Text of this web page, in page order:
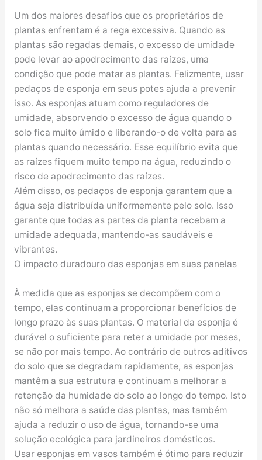
Um dos maiores desafios que os proprietários de
plantas enfrentam é a rega excessiva. Quando as
plantas são regadas demais, o excesso de umidade
pode levar ao apodrecimento das raízes, uma
condição que pode matar as plantas. Felizmente, usar
pedaços de esponja em seus potes ajuda a prevenir
isso. As esponjas atuam como reguladores de
umidade, absorvendo o excesso de água quando o
solo fica muito úmido e liberando-o de volta para as
plantas quando necessário. Esse equilíbrio evita que
as raízes fiquem muito tempo na água, reduzindo o
risco de apodrecimento das raízes.
Além disso, os pedaços de esponja garantem que a
água seja distribuída uniformemente pelo solo. Isso
garante que todas as partes da planta recebam a
umidade adequada, mantendo-as saudáveis ​​e
vibrantes.
O impacto duradouro das esponjas em suas panelas
À medida que as esponjas se decompõem com o
tempo, elas continuam a proporcionar benefícios de
longo prazo às suas plantas. O material da esponja é
durável o suficiente para reter a umidade por meses,
se não por mais tempo. Ao contrário de outros aditivos
do solo que se degradam rapidamente, as esponjas
mantêm a sua estrutura e continuam a melhorar a
retenção da humidade do solo ao longo do tempo. Isto
não só melhora a saúde das plantas, mas também
ajuda a reduzir o uso de água, tornando-se uma
solução ecológica para jardineiros domésticos.
Usar esponjas em vasos também é ótimo para reduzir